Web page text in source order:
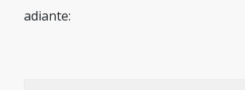
adiante: